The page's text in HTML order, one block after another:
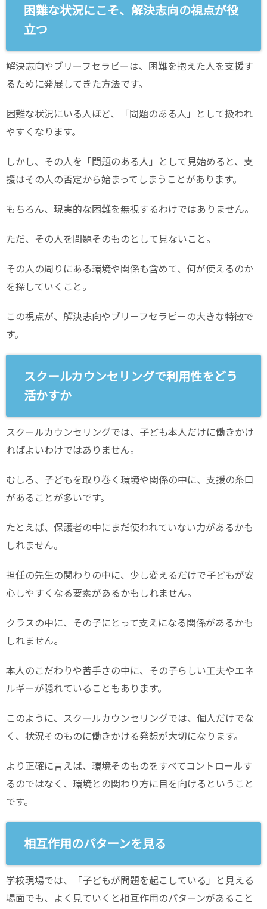
困難な状況にこそ、解決志向の視点が役
立つ
解決志向やブリーフセラピーは、困難を抱えた人を支援す
るために発展してきた方法です。
困難な状況にいる人ほど、「問題のある人」として扱われ
やすくなります。
しかし、その人を「問題のある人」として見始めると、支
援はその人の否定から始まってしまうことがあります。
もちろん、現実的な困難を無視するわけではありません。
ただ、その人を問題そのものとして見ないこと。
その人の周りにある環境や関係も含めて、何が使えるのか
を探していくこと。
この視点が、解決志向やブリーフセラピーの大きな特徴で
す。
スクールカウンセリングで利用性をどう
活かすか
スクールカウンセリングでは、子ども本人だけに働きかけ
ればよいわけではありません。
むしろ、子どもを取り巻く環境や関係の中に、支援の糸口
があることが多いです。
たとえば、保護者の中にまだ使われていない力があるかも
しれません。
担任の先生の関わりの中に、少し変えるだけで子どもが安
心しやすくなる要素があるかもしれません。
クラスの中に、その子にとって支えになる関係があるかも
しれません。
本人のこだわりや苦手さの中に、その子らしい工夫やエネ
ルギーが隠れていることもあります。
このように、スクールカウンセリングでは、個人だけでな
く、状況そのものに働きかける発想が大切になります。
より正確に言えば、環境そのものをすべてコントロールす
るのではなく、環境との関わり方に目を向けるということ
です。
相互作用のパターンを見る
学校現場では、「子どもが問題を起こしている」と見える
場面でも、よく見ていくと相互作用のパターンがあること